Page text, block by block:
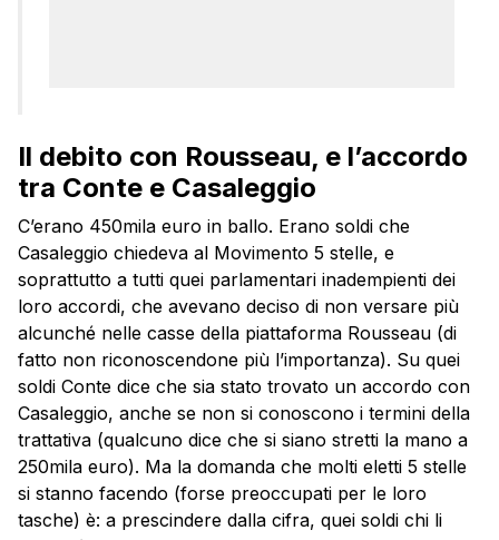
Il debito con Rousseau, e l’accordo
tra Conte e Casaleggio
C’erano 450mila euro in ballo. Erano soldi che
Casaleggio chiedeva al Movimento 5 stelle, e
soprattutto a tutti quei parlamentari inadempienti dei
loro accordi, che avevano deciso di non versare più
alcunché nelle casse della piattaforma Rousseau (di
fatto non riconoscendone più l’importanza). Su quei
soldi Conte dice che sia stato trovato un accordo con
Casaleggio, anche se non si conoscono i termini della
trattativa (qualcuno dice che si siano stretti la mano a
250mila euro). Ma la domanda che molti eletti 5 stelle
si stanno facendo (forse preoccupati per le loro
tasche) è: a prescindere dalla cifra, quei soldi chi li